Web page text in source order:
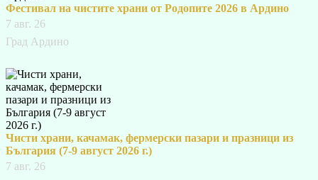
Фестивал на чистите храни от Родопите 2026 в Ардино
7 авг. 26
Град Ардино
Чисти храни, качамак, фермерски пазари и празници из
България (7-9 август 2026 г.)
7 авг. 26